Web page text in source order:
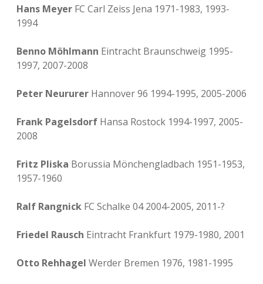
Hans Meyer FC Carl Zeiss Jena 1971-1983, 1993-
1994
Benno Möhlmann Eintracht Braunschweig 1995-
1997, 2007-2008
Peter Neururer Hannover 96 1994-1995, 2005-2006
Frank Pagelsdorf Hansa Rostock 1994-1997, 2005-
2008
Fritz Pliska Borussia Mönchengladbach 1951-1953,
1957-1960
Ralf Rangnick FC Schalke 04 2004-2005, 2011-?
Friedel Rausch Eintracht Frankfurt 1979-1980, 2001
Otto Rehhagel Werder Bremen 1976, 1981-1995